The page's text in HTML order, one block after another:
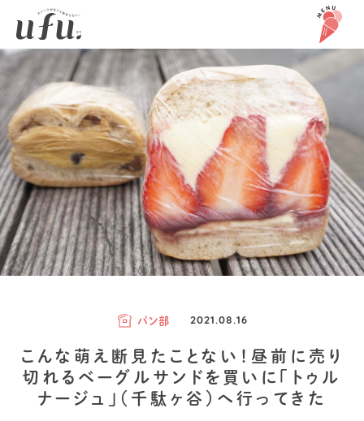
パン部 2021.08.16
こんな萌え断見たことない！昼前に売り
切れるベーグルサンドを買いに「トゥル
ナージュ」（千駄ヶ谷）へ行ってきた